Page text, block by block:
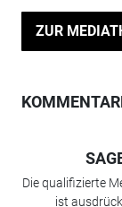
ZUR
Die qualifizierte
ist